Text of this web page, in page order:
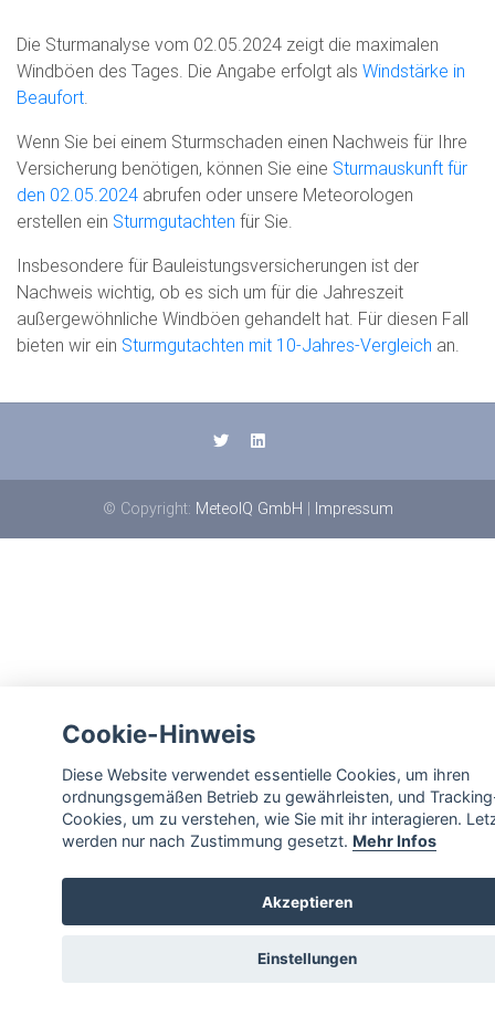
Die Sturmanalyse vom 02.05.2024 zeigt die maximalen
Windböen des Tages. Die Angabe erfolgt als Windstärke in
Beaufort
Wenn Sie bei einem Sturmschaden einen Nachweis für Ihre
Versicherung benötigen, können Sie eine Sturmauskunft für
den 02.05.2024 abrufen oder unsere Meteorologen
erstellen ein Sturmgutachten für Sie.
Insbesondere für Bauleistungsversicherungen ist der
Nachweis wichtig, ob es sich um für die Jahreszeit
außergewöhnliche Windböen gehandelt hat. Für diesen Fall
bieten wir ein Sturmgutachten mit 10-Jahres-Vergleich an.
© Copyright: MeteoIQ GmbH | Impressum
Cookie-Hinweis
Diese Website verwendet essentielle Cookies, um ihren
ordnungsgemäßen Betrieb zu gewährleisten, und
Cookies, um zu verstehen, wie Sie mit ihr interagieren.
werden nur nach Zustimmung gesetzt. Mehr Infos
Akzeptieren
Einstellungen